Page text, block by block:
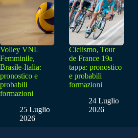
Volley VNL
Femminile,
Brasile-Italia:
pronostico e
probabili
formazioni
25 Luglio
2026
Ciclismo, Tour
de France 19a
tappa: pronostico
e probabili
formazioni
24 Luglio
2026